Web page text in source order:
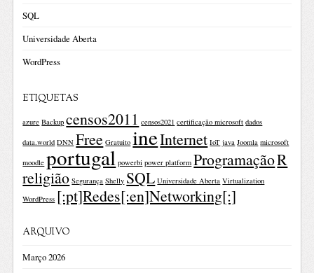
SQL
Universidade Aberta
WordPress
ETIQUETAS
azure Backup censos2011 censos2021 certificação microsoft dados
data.world DNN Free Gratuito ineInternet IoT java Joomla microsoft
moodle portugal powerbi power platform ProgramaçãoR
religião Segurança Shelly SQL Universidade Aberta Virtualization
WordPress [:pt]Redes[:en]Networking[:]
ARQUIVO
Março 2026